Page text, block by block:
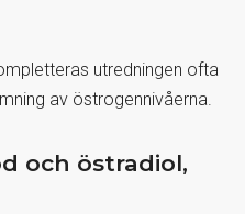
utredningen ofta
av östrogennivåerna.
och östradiol,